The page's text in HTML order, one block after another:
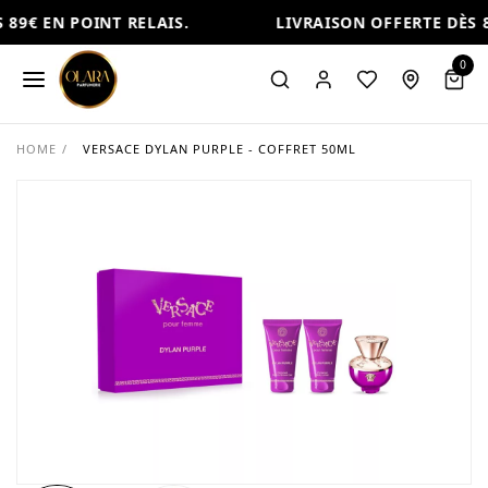
EN POINT RELAIS. LIVRAISON OFFERTE DÈS
0
HOME / VERSACE DYLAN PURPLE - COFFRET 50ML